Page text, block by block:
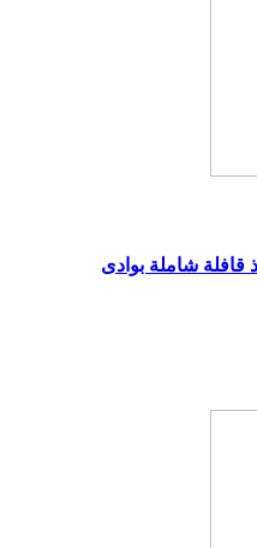
قافلة شاملة بوادى